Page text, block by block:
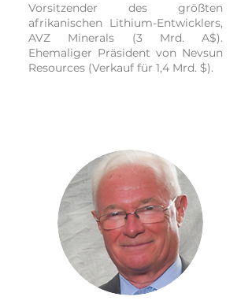
Vorsitzender des größten
afrikanischen Lithium-Entwicklers,
AVZ Minerals (3 Mrd. A$).
Ehemaliger Präsident von Nevsun
Resources (Verkauf für 1,4 Mrd. $).